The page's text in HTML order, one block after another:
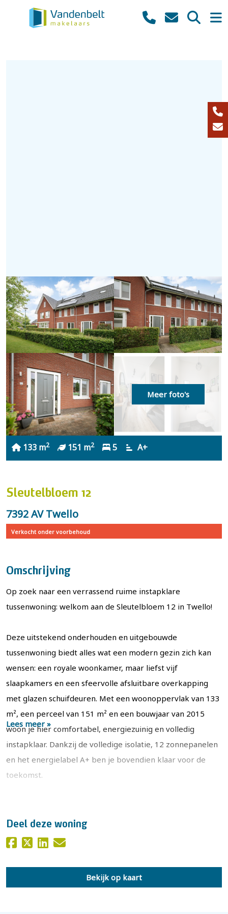
Meer foto's
133 m2 151 m2 5 A+
Sleutelbloem 12
7392 AV Twello
Verkocht onder voorbehoud
Omschrijving
Op zoek naar een verrassend ruime instapklare
tussenwoning: welkom aan de Sleutelbloem 12 in Twello!
Deze uitstekend onderhouden en uitgebouwde
tussenwoning biedt alles wat een modern gezin zich kan
wensen: een royale woonkamer, maar liefst vijf
slaapkamers en een sfeervolle afsluitbare overkapping
met glazen schuifdeuren. Met een woonoppervlak van 133
m², een perceel van 151 m² en een bouwjaar van 2015
woon je hier comfortabel, energiezuinig en volledig
instapklaar. Dankzij de volledige isolatie, 12 zonnepanelen
en het energielabel A+ ben je bovendien klaar voor de
toekomst.
plantsoen met kinderspeelplaats, waardoor kinderen
veilig en onbezorgd kunnen spelen. De woning beschikt
over een verzorgde achtertuin op het oosten. Direct
achter de woning bevindt zich een zonnig terras, terwijl
achterin de tuin een sfeervolle overkapping is
Lees meer »
Deel deze woning
Bekijk op kaart